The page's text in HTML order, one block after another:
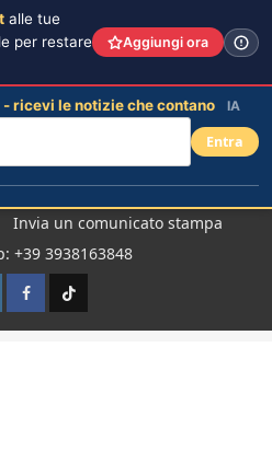
Invia un comunicato stampa
+39 3938163848
Facebook
TikTok
alle tue
per restare
Aggiungi ora
ricevi le notizie che contano IA
Entra